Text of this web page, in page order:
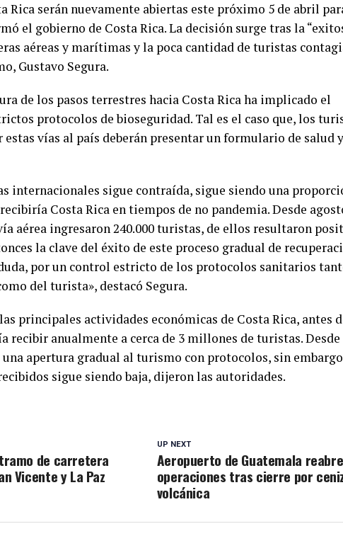
Rica serán nuevamente abiertas este próximo 5 de abril
el gobierno de Costa Rica. La decisión surge tras la
aéreas y marítimas y la poca cantidad de turistas
Gustavo Segura.
de los pasos terrestres hacia Costa Rica ha implicado el
protocolos de bioseguridad. Tal es el caso que, los
estas vías al país deberán presentar un formulario de salud
internacionales sigue contraída, sigue siendo una
Costa Rica en tiempos de no pandemia. Desde
aérea ingresaron 240.000 turistas, de ellos resultaron
la clave del éxito de este proceso gradual de
por un control estricto de los protocolos sanitarios
del turista», destacó Segura.
principales actividades económicas de Costa Rica, antes
recibir anualmente a cerca de 3 millones de turistas.
apertura gradual al turismo con protocolos, sin
sigue siendo baja, dijeron las autoridades.
UP NEXT
Aeropuerto de Guatemala reabre
operaciones tras cierre por
volcánica
de carretera
Vicente y La Paz